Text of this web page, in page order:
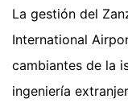
La gestión del
International
cambiantes de la
ingeniería